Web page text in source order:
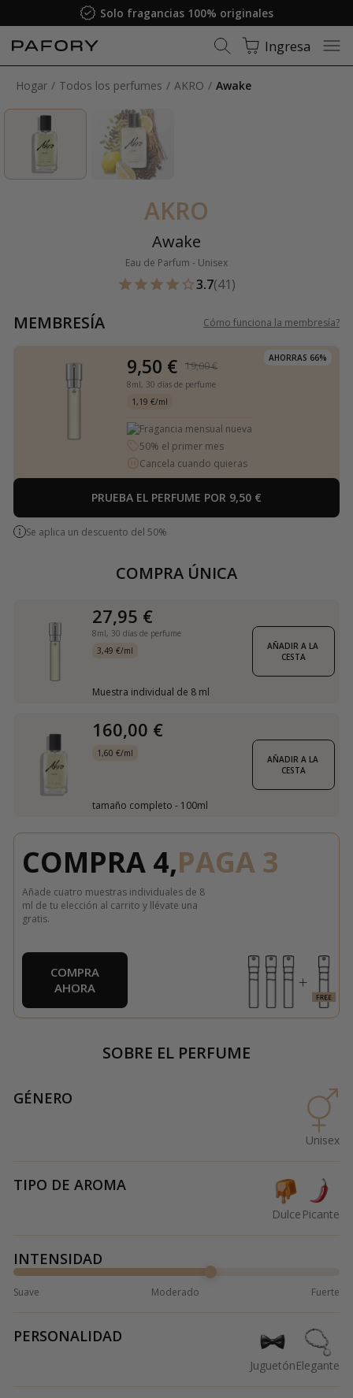
Solo fragancias 100% originales
Ingresa
Hogar Todos los perfumes AKRO Awake
AKRO
Awake
Eau de Parfum - Unisex
3.7(41)
MEMBRESÍA Cómo funciona la membresía?
AHORRAS 66%
9,50 € 19,00 €
8ml, 30 días de perfume
1,19 €/ml
Fragancia mensual nueva
50% el primer mes
Cancela cuando quieras
PRUEBA EL PERFUME POR 9,50 €
Se aplica un descuento del 50%
COMPRA ÚNICA
27,95 €
8ml, 30 días de perfume
3,49 €/ml
Muestra individual de 8 ml
AÑADIR A LA
CESTA
160,00 €
1,60 €/ml
tamaño completo - 100ml
AÑADIR A LA
CESTA
COMPRA 4,PAGA 3
Añade cuatro muestras individuales de 8
ml de tu elección al carrito y llévate una
gratis.
COMPRA
AHORA
SOBRE EL PERFUME
GÉNERO
Unisex
TIPO DE AROMA
Dulce Picante
INTENSIDAD
Suave Moderado Fuerte
PERSONALIDAD
JuguetónElegante